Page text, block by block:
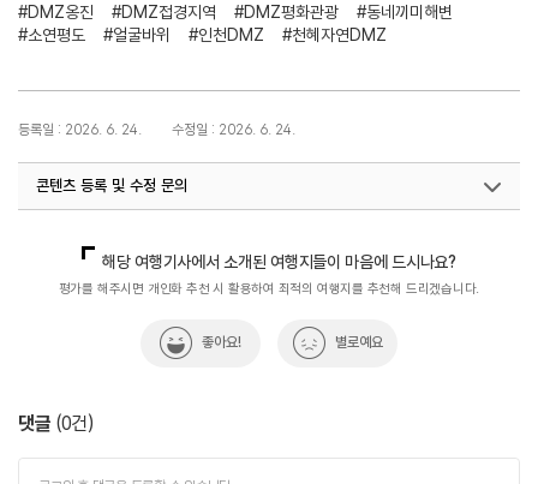
#DMZ옹진
#DMZ접경지역 #DMZ평화관광
#동네끼미해변
#소연평도
#얼굴바위 #인천DMZ #천혜자연DMZ
등록일 : 2026. 6. 24. 수정일 : 2026. 6. 24.
콘텐츠 등록 및 수정 문의
해당 여행기사에서 소개된 여행지들이 마음에 드시나요?
평가를 해주시면 개인화 추천 시 활용하여 최적의 여행지를 추천해 드리겠습니다.
좋아요! 별로예요
댓글 (0건)